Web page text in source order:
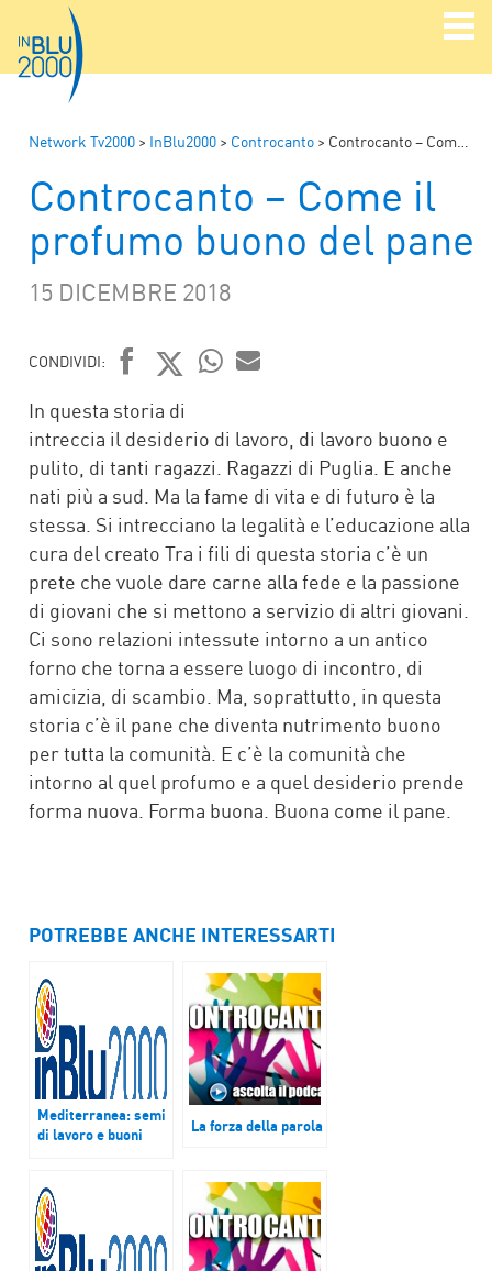
Network Tv2000 > InBlu2000 > Controcanto > Controcanto – Come il profumo buono del pane
Controcanto – Come il
profumo buono del pane
15 DICEMBRE 2018
CONDIVIDI:
FACEBOOK
TWITTER
In questa storia di
intreccia il desiderio di lavoro, di lavoro buono e
pulito, di tanti ragazzi. Ragazzi di Puglia. E anche
nati più a sud. Ma la fame di vita e di futuro è la
stessa. Si intrecciano la legalità e l’educazione alla
cura del creato Tra i fili di questa storia c’è un
prete che vuole dare carne alla fede e la passione
di giovani che si mettono a servizio di altri giovani.
Ci sono relazioni intessute intorno a un antico
forno che torna a essere luogo di incontro, di
amicizia, di scambio. Ma, soprattutto, in questa
storia c’è il pane che diventa nutrimento buono
per tutta la comunità. E c’è la comunità che
intorno al quel profumo e a quel desiderio prende
forma nuova. Forma buona. Buona come il pane.
POTREBBE ANCHE INTERESSARTI
Mediterranea: semi
di lavoro e buoni
La forza della parola